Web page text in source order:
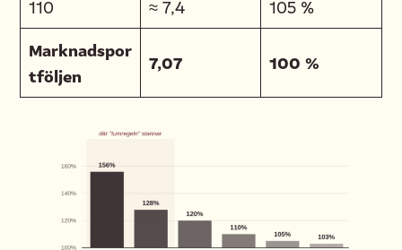
110
≈ 7,4 105 %
Marknadspor
tföljen
7,07 100 %